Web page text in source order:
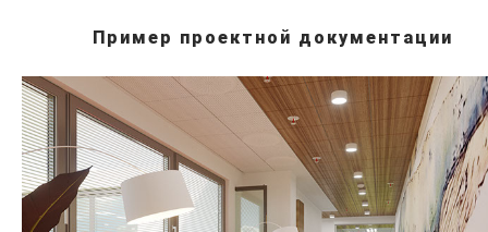
Пример проектной документации